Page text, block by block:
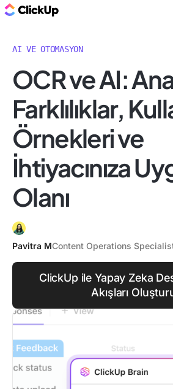
AI VE OTOMASYON
OCR ve AI:
Farklılıklar,
Örnekleri ve
İhtiyacınıza
Olanı
Pavitra MContent Operations
ClickUp ile Yapay Zeka
Akışları